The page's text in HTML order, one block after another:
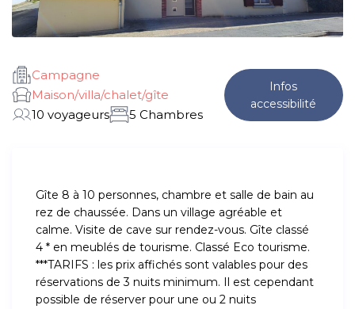
Campagne
Maison/villa/chalet/gîte
10 voyageurs
5 Chambres
Infos
accessibilité
Gîte 8 à 10 personnes, chambre et salle de bain au
rez de chaussée. Dans un village agréable et
calme. Visite de cave sur rendez-vous. Gîte classé
4 * en meublés de tourisme. Classé Eco tourisme.
***TARIFS : les prix affichés sont valables pour des
réservations de 3 nuits minimum. Il est cependant
possible de réserver pour une ou 2 nuits